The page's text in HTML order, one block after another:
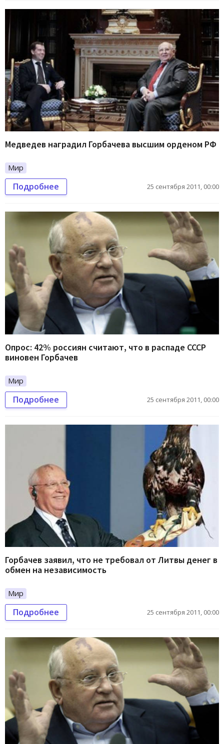
Медведев наградил Горбачева высшим орденом РФ
Мир
Подробнее 25 сентября 2011, 00:00
Опрос: 42% россиян считают, что в распаде СССР
виновен Горбачев
Мир
Подробнее 25 сентября 2011, 00:00
Горбачев заявил, что не требовал от Литвы денег в
обмен на независимость
Мир
Подробнее 25 сентября 2011, 00:00